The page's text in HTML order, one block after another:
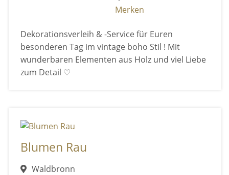
Merken
Dekorationsverleih & -Service für Euren
besonderen Tag im vintage boho Stil ! Mit
wunderbaren Elementen aus Holz und viel Liebe
zum Detail ♡
Blumen Rau
Waldbronn